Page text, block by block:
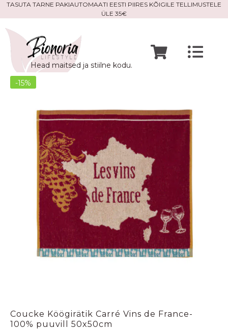
Skip
to
content
TASUTA TARNE PAKIAUTOMAATI EESTI PIIRES KÕIGILE TELLIMUSTELE
ÜLE 35€
Head maitsed ja stiilne kodu.
Mine
-15%
Coucke Köögirätik Carré Vins de France-
100% puuvill 50x50cm